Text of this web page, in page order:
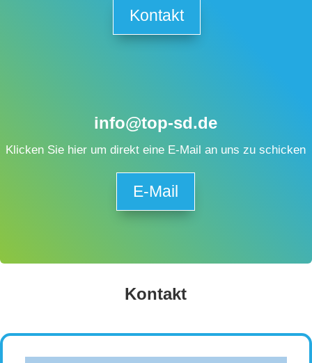
Kontakt
info@top-sd.de
Klicken Sie hier um direkt eine E-Mail an uns zu schicken
E-Mail
Kontakt